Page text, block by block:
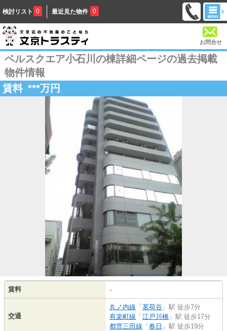
検討リスト 0 最近見た物件 0
お問合せ
ベルスクエア小石川の棟詳細ページの過去掲載
物件情報
賃料 ***万円
賃料 -
交通
丸ノ内線 「 茗荷谷 」駅 徒歩7分
有楽町線 「 江戸川橋 」駅 徒歩17分
都営三田線 「 春日 」駅 徒歩19分